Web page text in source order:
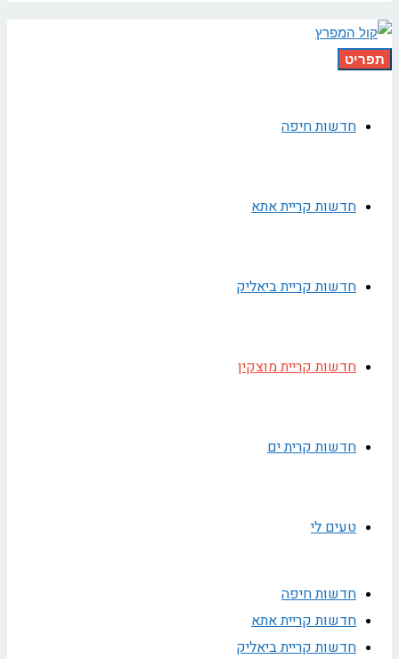
תפריט
חדשות חיפה
חדשות קריית אתא
חדשות קריית ביאליק
חדשות קריית מוצקין
חדשות קרית ים
טעים לי
חדשות חיפה
חדשות קריית אתא
חדשות קריית ביאליק